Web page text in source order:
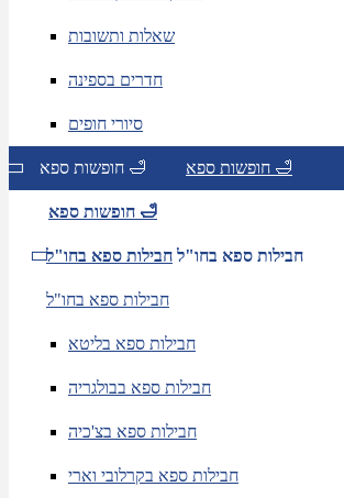
שאלות ותשובות
חדרים בספינה
סיורי חופים
חופשות ספא 🛁 חופשות ספא 🛁
חופשות ספא 🛁
חבילות ספא בחו"ל חבילות ספא בחו"ל
חבילות ספא בחו"ל
חבילות ספא בליטא
חבילות ספא בבולגריה
חבילות ספא בצ'כיה
חבילות ספא בקרלובי וארי